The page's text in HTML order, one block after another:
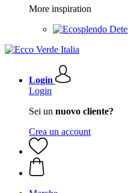
More inspiration
Login
Login
Sei un nuovo cliente?
Crea un account